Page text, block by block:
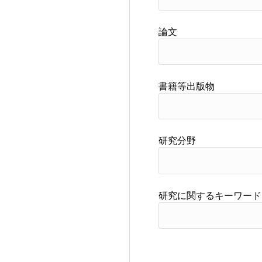
論文
書籍等出版物
研究分野
研究に関するキーワード